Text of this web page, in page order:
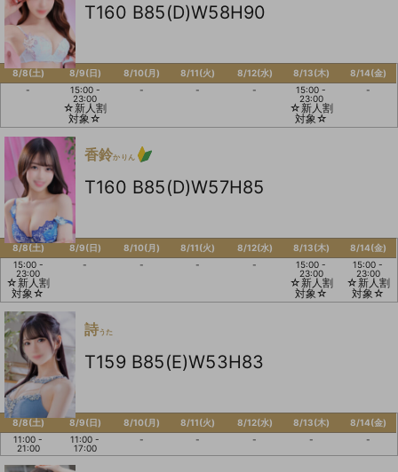
T160 B85(D)W58H90
8/8(土)
-
8/9(日)
15:00 -
23:00
☆新人割
対象☆
8/10(月)
-
8/11(火)
-
8/12(水)
-
8/13(木)
15:00 -
23:00
☆新人割
対象☆
8/14(金)
-
香鈴かりん
T160 B85(D)W57H85
8/8(土)
15:00 -
23:00
☆新人割
対象☆
8/9(日)
-
8/10(月)
-
8/11(火)
-
8/12(水)
-
8/13(木)
15:00 -
23:00
☆新人割
対象☆
8/14(金)
15:00 -
23:00
☆新人割
対象☆
詩うた
T159 B85(E)W53H83
8/8(土)
11:00 -
21:00
8/9(日)
11:00 -
17:00
8/10(月)
-
8/11(火)
-
8/12(水)
-
8/13(木)
-
8/14(金)
-